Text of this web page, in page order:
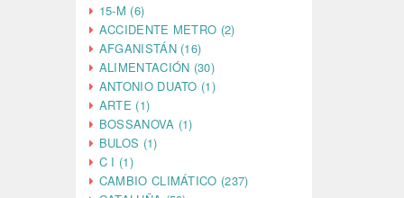
15-M (6)
ACCIDENTE METRO (2)
AFGANISTÁN (16)
ALIMENTACIÓN (30)
ANTONIO DUATO (1)
ARTE (1)
BOSSANOVA (1)
BULOS (1)
C I (1)
CAMBIO CLIMÁTICO (237)